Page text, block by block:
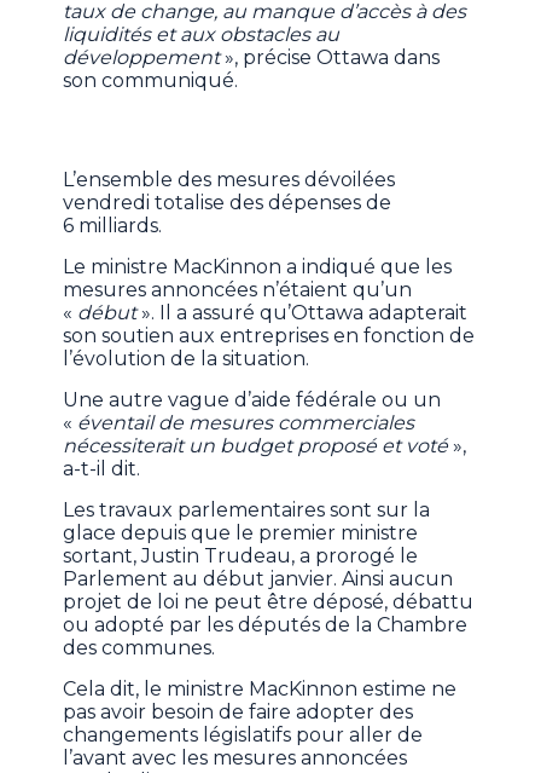
taux de change, au manque d’accès à des
liquidités et aux obstacles au
développement», précise Ottawa dans
son communiqué.
L’ensemble des mesures dévoilées
vendredi totalise des dépenses de
6 milliards.
Le ministre MacKinnon a indiqué que les
mesures annoncées n’étaient qu’un
« début». Il a assuré qu’Ottawa adapterait
son soutien aux entreprises en fonction de
l’évolution de la situation.
Une autre vague d’aide fédérale ou un
« éventail de mesures commerciales
nécessiterait un budget proposé et voté»,
a-t-il dit.
Les travaux parlementaires sont sur la
glace depuis que le premier ministre
sortant, Justin Trudeau, a prorogé le
Parlement au début janvier. Ainsi aucun
projet de loi ne peut être déposé, débattu
ou adopté par les députés de la Chambre
des communes.
Cela dit, le ministre MacKinnon estime ne
pas avoir besoin de faire adopter des
changements législatifs pour aller de
l’avant avec les mesures annoncées